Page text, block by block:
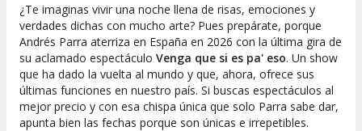
¿Te imaginas vivir una noche llena de risas, emociones y
verdades dichas con mucho arte? Pues prepárate, porque
Andrés Parra aterriza en España en 2026 con la última gira de
su aclamado espectáculo Venga que si es pa' eso. Un show
que ha dado la vuelta al mundo y que, ahora, ofrece sus
últimas funciones en nuestro país. Si buscas espectáculos al
mejor precio y con esa chispa única que solo Parra sabe dar,
apunta bien las fechas porque son únicas e irrepetibles.